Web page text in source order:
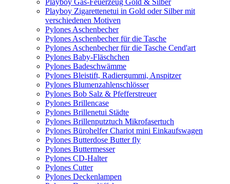
Playboy Zigarettenetui in Gold oder Silber mit
verschiedenen Motiven
Pylones Aschenbecher
Pylones Aschenbecher für die Tasche
Pylones Aschenbecher für die Tasche Cend'art
Pylones Baby-Fläschchen
Pylones Badeschwämme
Pylones Bleistift, Radiergummi, Anspitzer
Pylones Blumenzahlenschlösser
Pylones Bob Salz & Pfefferstreuer
Pylones Brillencase
Pylones Brillenetui Städte
Pylones Brillenputztuch Mikrofasertuch
Pylones Bürohelfer Chariot mini Einkaufswagen
Pylones Butterdose Butter fly
Pylones Buttermesser
Pylones CD-Halter
Pylones Cutter
Pylones Deckenlampen